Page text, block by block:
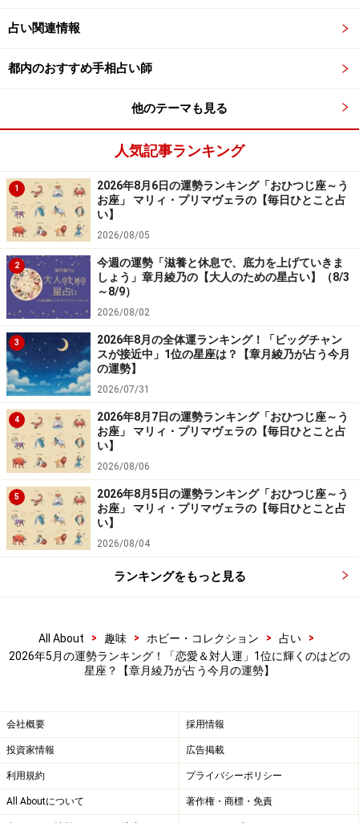
ー、友達のつながりのグループ、サークルなどに加入す
るのもよい変化を招きそう。
んでフォローに回ると、支え合える理想のチームに発展
していくはず。
恋は、身内感覚でつながれそう。家族ぐるみ、友達ぐる
みで、親しさをシェアしていきましょう。
＞「全体運」ランキングの結果を見る
＞「仕事＆金運」ランキングの結果を見る
＞「学び＆成長運」ランキングの結果を見る
4位：いて座（11月23日～12月21日生ま
れ）
フェアな関係になれる時。
まず、あなたが正直に自分の気持ちを伝えるのが、改善
のきっかけになるでしょう。我慢すればいい、合わせれ
ばいいと考えずに、「こうしてほしい」「こういうふう
に付き合いたい」とリクエストを。
＞「全体運」ランキングの結果を見る
＞「仕事＆金運」ランキングの結果を見る
占い関連情報
都内のおすすめ手相占い師
他のテーマも見る
人気記事ランキング
1
2026年8月6日の運勢ランキング「おひつじ座～う
お座」 マリィ・プリマヴェラの【毎日ひとこと占
い】
2026/08/05
2
今週の運勢「滋養と休息で、底力を上げていきま
しょう」章月綾乃の【大人のための星占い】（8/3
～8/9）
2026/08/02
3
2026年8月の全体運ランキング！「ビッグチャン
スが接近中」1位の星座は？【章月綾乃が占う今月
の運勢】
2026/07/31
4
2026年8月7日の運勢ランキング「おひつじ座～う
お座」 マリィ・プリマヴェラの【毎日ひとこと占
い】
2026/08/06
5
2026年8月5日の運勢ランキング「おひつじ座～う
お座」 マリィ・プリマヴェラの【毎日ひとこと占
い】
2026/08/04
ランキングをもっと見る
All About > 趣味 > ホビー・コレクション > 占い
>
2026年5月の運勢ランキング！「恋愛＆対人運」1位に輝くのはどの
星座？【章月綾乃が占う今月の運勢】
会社概要 採用情報
投資家情報 広告掲載
利用規約 プライバシーポリシー
All Aboutについて 著作権・商標・免責